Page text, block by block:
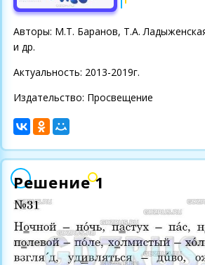
Авторы: М.Т. Баранов, Т.А.
и др.
Актуальность: 2013-2019г.
Издательство: Просвещение
Решение 1